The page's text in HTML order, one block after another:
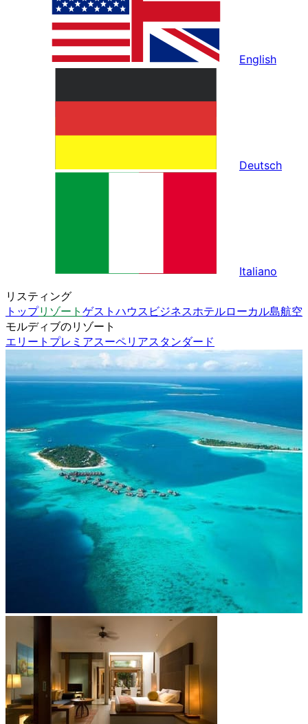
English
Deutsch
Italiano
リスティング
トップリゾート ゲストハウス ビジネスホテルローカル島航空
モルディブのリゾート
エリート プレミアスーペリアスタンダード